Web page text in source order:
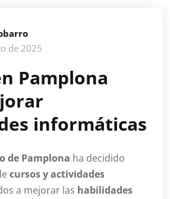
de 2025
Pamplona
informáticas
de Pamplona ha decidido
cursos y actividades
a mejorar las habilidades